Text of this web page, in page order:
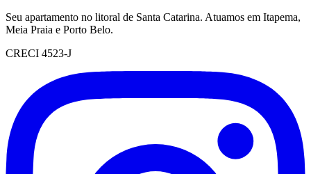
Seu apartamento no litoral de Santa Catarina. Atuamos em Itapema,
Meia Praia e Porto Belo.
CRECI 4523-J